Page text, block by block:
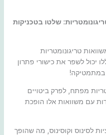
שלטו בטכניקות
טריגונומטריות
יכול לשפר את כישורי פתרון
במתמטיקה!
מפתח, לפרק ביטויים
עם משוואות אלו הופכת
לסינוס וקוסינוס, מה שהופך